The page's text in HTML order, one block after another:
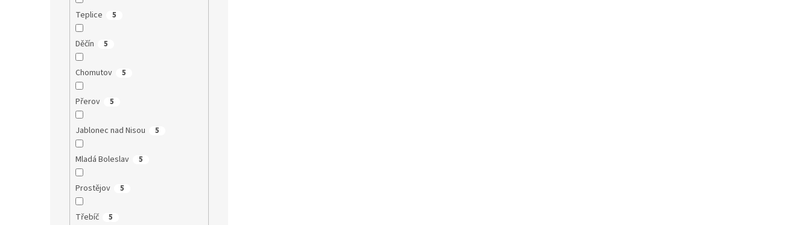
Teplice 5
Děčín 5
Chomutov 5
Přerov 5
Jablonec nad Nisou 5
Mladá Boleslav 5
Prostějov 5
Třebíč 5